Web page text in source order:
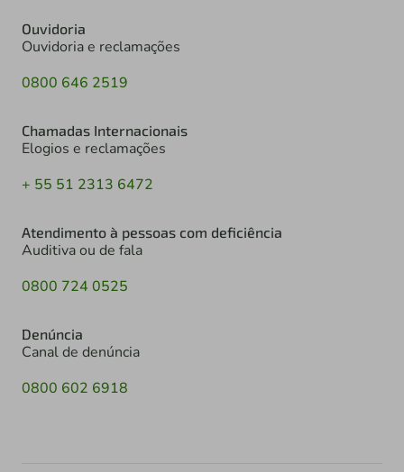
Ouvidoria
Ouvidoria e reclamações
0800 646 2519
Chamadas Internacionais
Elogios e reclamações
+ 55 51 2313 6472
Atendimento à pessoas com deficiência
Auditiva ou de fala
0800 724 0525
Denúncia
Canal de denúncia
0800 602 6918